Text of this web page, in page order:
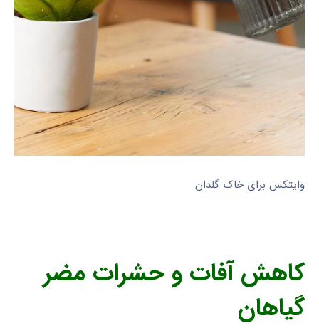
وایتکس برای خاک گلدان
کاهش آفات و حشرات مضر
گیاهان